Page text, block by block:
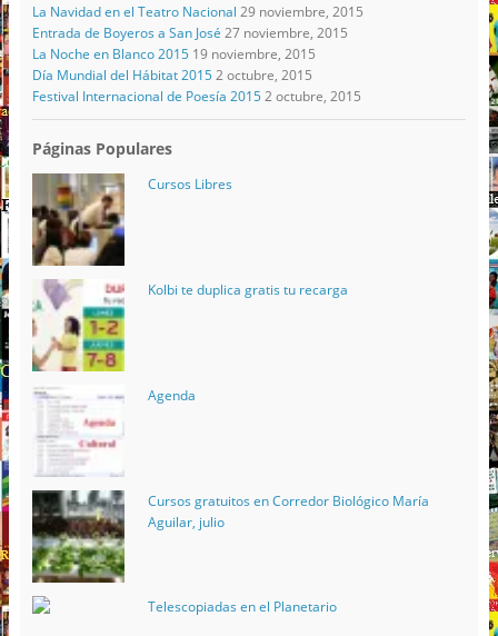
La Navidad en el Teatro Nacional 29 noviembre, 2015
Entrada de Boyeros a San José 27 noviembre, 2015
La Noche en Blanco 2015 19 noviembre, 2015
Día Mundial del Hábitat 2015 2 octubre, 2015
Festival Internacional de Poesía 2015 2 octubre, 2015
Páginas Populares
Cursos Libres
Kolbi te duplica gratis tu recarga
Agenda
Cursos gratuitos en Corredor Biológico María
Aguilar, julio
Telescopiadas en el Planetario